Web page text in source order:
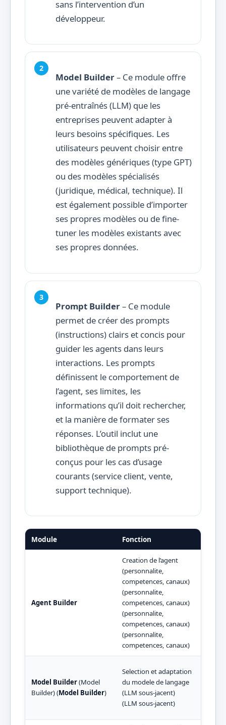
sans l’intervention d’un
développeur.
Model Builder– Ce module offre
une variété de modèles de langage
pré-entraînés (LLM) que les
entreprises peuvent adapter à
leurs besoins spécifiques. Les
utilisateurs peuvent choisir entre
des modèles génériques (type GPT)
ou des modèles spécialisés
(juridique, médical, technique). Il
est également possible d’importer
ses propres modèles ou de fine-
tuner les modèles existants avec
ses propres données.
Prompt Builder– Ce module
permet de créer des prompts
(instructions) clairs et concis pour
guider les agents dans leurs
interactions. Les prompts
définissent le comportement de
l’agent, ses limites, les
informations qu’il doit rechercher,
et la manière de formater ses
réponses. L’outil inclut une
bibliothèque de prompts pré-
conçus pour les cas d’usage
courants (service client, vente,
support technique).
Module Fonction
Agent Builder
Creation de l’agent
(personnalite,
competences, canaux)
(personnalite,
competences, canaux)
(personnalite,
competences, canaux)
(personnalite,
competences, canaux)
Model Builder(Model
Builder) (Model Builder)
Selection et adaptation
du modele de langage
(LLM sous-jacent)
(LLM sous-jacent)